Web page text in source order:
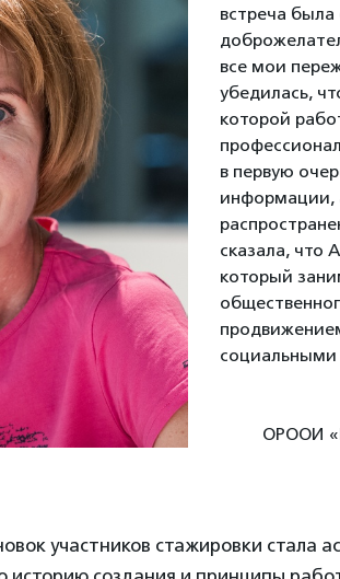
встреча
все мои
убедилась,
которой
в первую
информации,
сказала, что
который
ОРООИ
участников стажировки стала